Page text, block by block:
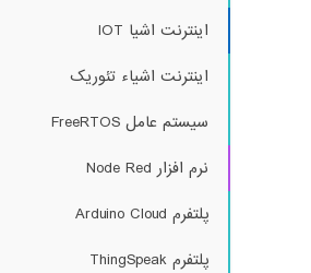
اینترنت اشیا IOT
اینترنت اشیاء تئوریک
سیستم عامل FreeRTOS
نرم افزار Node Red
پلتفرم Arduino Cloud
پلتفرم ThingSpeak